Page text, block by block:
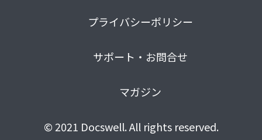
プライバシーポリシー
サポート・お問合せ
マガジン
© 2021 Docswell. All rights reserved.